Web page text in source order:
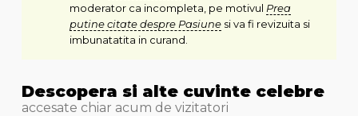
moderator ca incompleta, pe motivul Prea
putine citate despre Pasiunesi va fi revizuita si
imbunatatita in curand.
Descopera si alte cuvinte celebre
accesate chiar acum de vizitatori